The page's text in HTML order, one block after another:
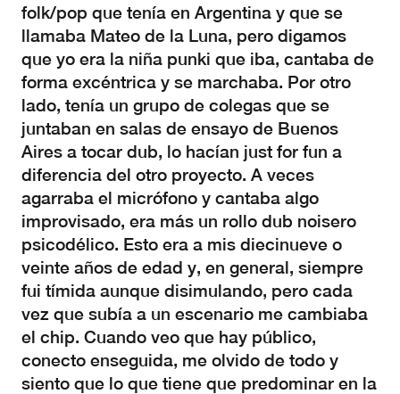
folk/pop que tenía en Argentina y que se
llamaba Mateo de la Luna, pero digamos
que yo era la niña punki que iba, cantaba de
forma excéntrica y se marchaba. Por otro
lado, tenía un grupo de colegas que se
juntaban en salas de ensayo de Buenos
Aires a tocar dub, lo hacían just for fun a
diferencia del otro proyecto. A veces
agarraba el micrófono y cantaba algo
improvisado, era más un rollo dub noisero
psicodélico. Esto era a mis diecinueve o
veinte años de edad y, en general, siempre
fui tímida aunque disimulando, pero cada
vez que subía a un escenario me cambiaba
el chip. Cuando veo que hay público,
conecto enseguida, me olvido de todo y
siento que lo que tiene que predominar en la